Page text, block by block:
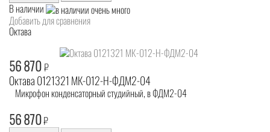
В наличии
Добавить для сравнения
Октава
56 870₽
Октава 0121321 МК-012-Н-ФДМ2-04
Микрофон конденсаторный студийный, в ФДМ2-04
56 870₽